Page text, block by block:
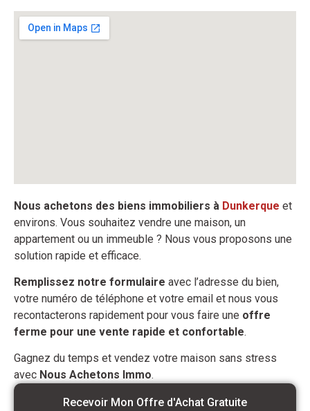
Nous achetons des biens immobiliers à Dunkerque et
environs. Vous souhaitez vendre une maison, un
appartement ou un immeuble ? Nous vous proposons une
solution rapide et efficace.
Remplissez notre formulaire avec l’adresse du bien,
votre numéro de téléphone et votre email et nous vous
recontacterons rapidement pour vous faire une offre
ferme pour une vente rapide et confortable.
Gagnez du temps et vendez votre maison sans stress
avec Nous Achetons Immo.
Recevoir Mon Offre d'Achat Gratuite